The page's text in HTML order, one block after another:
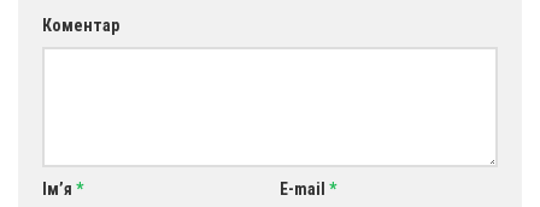
Коментар
Ім’я * E-mail *